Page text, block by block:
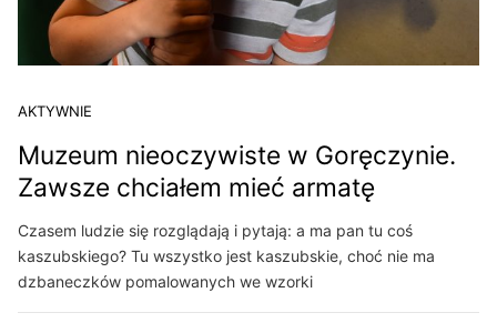
AKTYWNIE
Muzeum nieoczywiste w Goręczynie.
Zawsze chciałem mieć armatę
Czasem ludzie się rozglądają i pytają: a ma pan tu coś
kaszubskiego? Tu wszystko jest kaszubskie, choć nie ma
dzbaneczków pomalowanych we wzorki